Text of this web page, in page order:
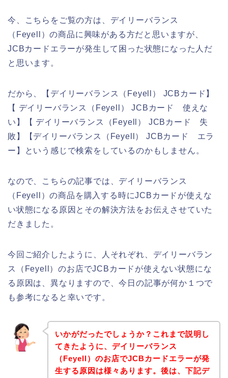
今、こちらをご覧の方は、デイリーバランス
（Feyell）の商品に興味がある方だと思いますが、
JCBカードエラーが発生して困った状態になった人だ
と思います。
だから、【デイリーバランス（Feyell） JCBカード】
【 デイリーバランス（Feyell） JCBカード 使えな
い】【 デイリーバランス（Feyell） JCBカード 失
敗】【デイリーバランス（Feyell） JCBカード エラ
ー】という感じで検索をしているのかもしません。
なので、こちらの記事では、デイリーバランス
（Feyell）の商品を購入する時にJCBカードが使えな
い状態になる原因とその解決方法をお伝えさせていた
だきました。
今回ご紹介したように、人それぞれ、デイリーバラン
ス（Feyell）のお店でJCBカードが使えない状態にな
る原因は、異なりますので、今日の記事が何か１つで
も参考になると幸いです。
いかがだったでしょうか？これまで説明し
てきたように、デイリーバランス
（Feyell）のお店でJCBカードエラーが発
生する原因は様々あります。後は、下記デ